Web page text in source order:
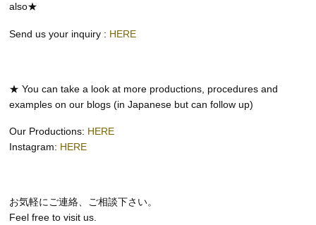
also★
Send us your inquiry : HERE
★ You can take a look at more productions, procedures and
examples on our blogs (in Japanese but can follow up)
Our Productions: HERE
Instagram: HERE
お気軽にご連絡、ご相談下さい。
Feel free to visit us.